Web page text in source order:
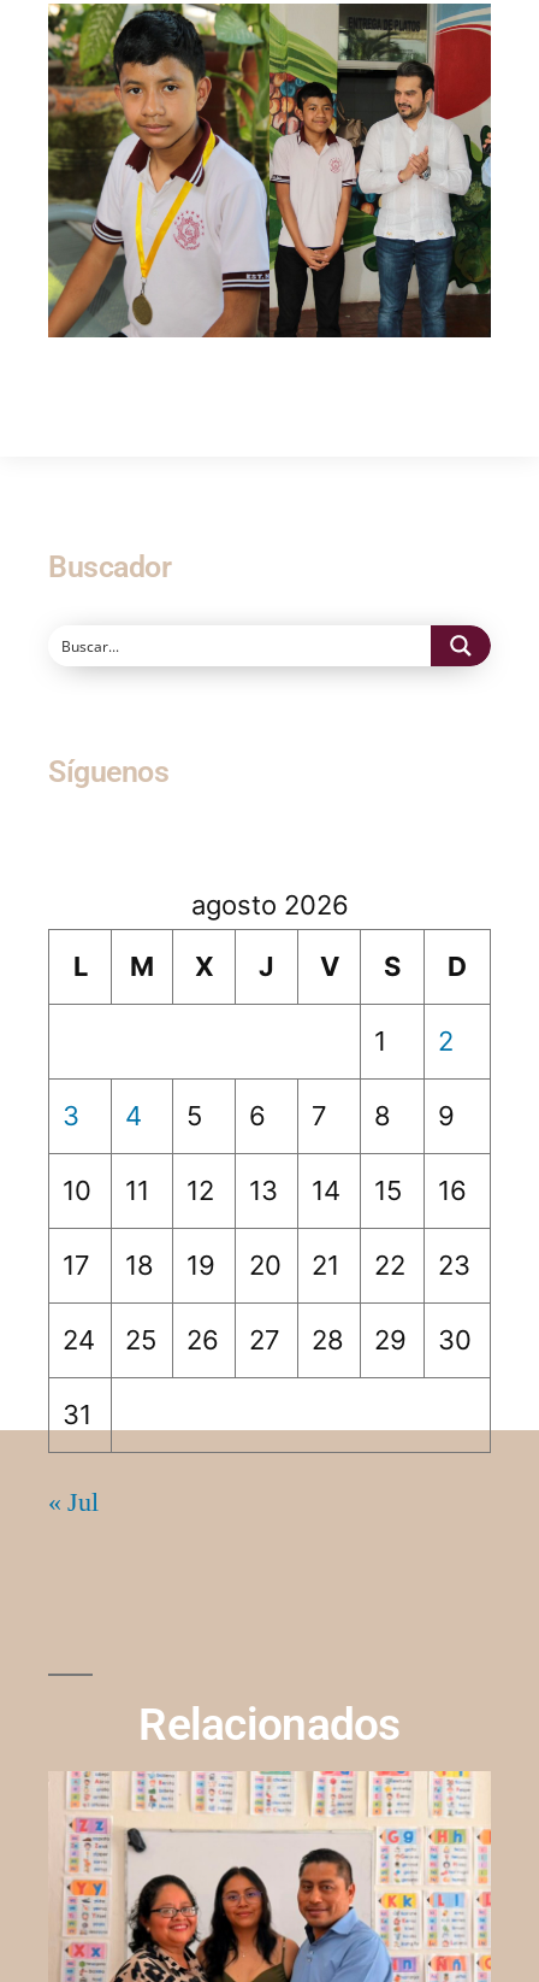
Buscador
Síguenos
agosto 2026
L
M X J V S D
1 2
3 4 5 6 7 8 9
10 11 12 13 14 15 16
17 18 19 20 21 22 23
24 25 26 27 28 29 30
31
« Jul
Relacionados